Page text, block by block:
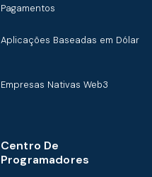
Pagamentos
Aplicações Baseadas em Dólar
Empresas Nativas Web3
Centro De
Programadores